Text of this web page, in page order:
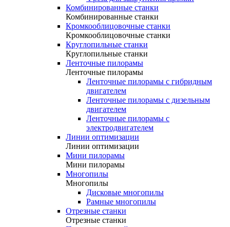
Комбинированные станки
Комбинированные станки
Кромкооблицовочные станки
Кромкооблицовочные станки
Круглопильные станки
Круглопильные станки
Ленточные пилорамы
Ленточные пилорамы
Ленточные пилорамы с гибридным
двигателем
Ленточные пилорамы с дизельным
двигателем
Ленточные пилорамы с
электродвигателем
Линии оптимизации
Линии оптимизации
Мини пилорамы
Мини пилорамы
Многопилы
Многопилы
Дисковые многопилы
Рамные многопилы
Отрезные станки
Отрезные станки